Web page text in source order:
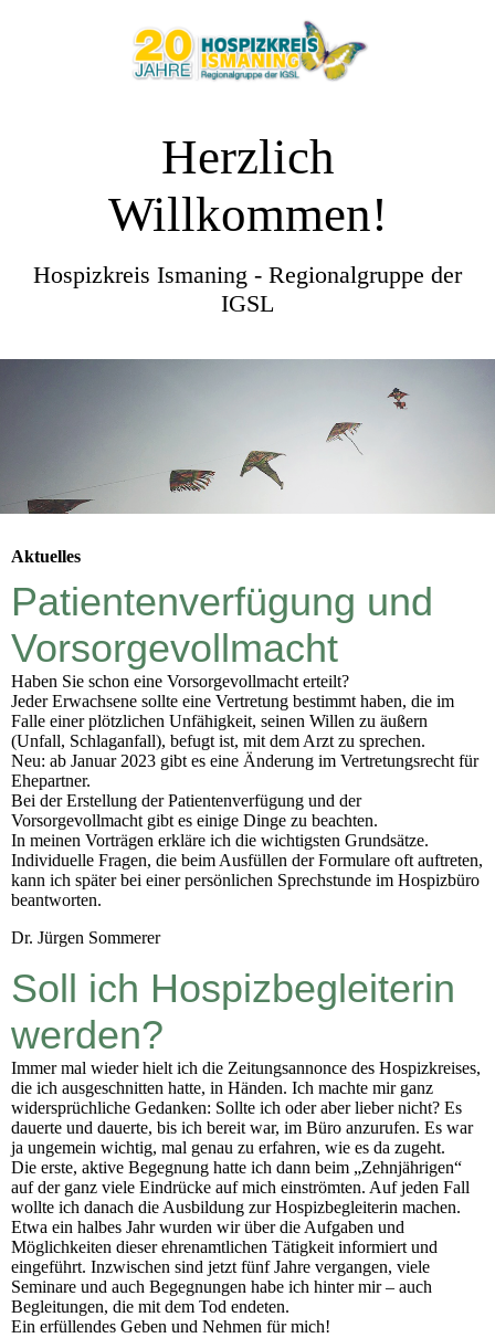
Herzlich
Willkommen!
Hospizkreis Ismaning - Regionalgruppe der
IGSL
Aktuelles
Patientenverfügung und
Vorsorgevollmacht
Haben Sie schon eine Vorsorgevollmacht erteilt?
Jeder Erwachsene sollte eine Vertretung bestimmt haben, die im
Falle einer plötzlichen Unfähigkeit, seinen Willen zu äußern
(Unfall, Schlaganfall), befugt ist, mit dem Arzt zu sprechen.
Neu: ab Januar 2023 gibt es eine Änderung im Vertretungsrecht für
Ehepartner.
Bei der Erstellung der Patientenverfügung und der
Vorsorgevollmacht gibt es einige Dinge zu beachten.
In meinen Vorträgen erkläre ich die wichtigsten Grundsätze.
Individuelle Fragen, die beim Ausfüllen der Formulare oft auftreten,
kann ich später bei einer persönlichen Sprechstunde im Hospizbüro
beantworten.
Dr. Jürgen Sommerer
Soll ich Hospizbegleiterin
werden?
Immer mal wieder hielt ich die Zeitungsannonce des Hospizkreises,
die ich ausgeschnitten hatte, in Händen. Ich machte mir ganz
widersprüchliche Gedanken: Sollte ich oder aber lieber nicht? Es
dauerte und dauerte, bis ich bereit war, im Büro anzurufen. Es war
ja ungemein wichtig, mal genau zu erfahren, wie es da zugeht.
Die erste, aktive Begegnung hatte ich dann beim „Zehnjährigen“
auf der ganz viele Eindrücke auf mich einströmten. Auf jeden Fall
wollte ich danach die Ausbildung zur Hospizbegleiterin machen.
Etwa ein halbes Jahr wurden wir über die Aufgaben und
Möglichkeiten dieser ehrenamtlichen Tätigkeit informiert und
eingeführt. Inzwischen sind jetzt fünf Jahre vergangen, viele
Seminare und auch Begegnungen habe ich hinter mir – auch
Begleitungen, die mit dem Tod endeten.
Ein erfüllendes Geben und Nehmen für mich!